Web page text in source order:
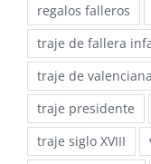
regalos falleros
traje de fallera
traje de valenciana
traje presidente
traje siglo XVIII